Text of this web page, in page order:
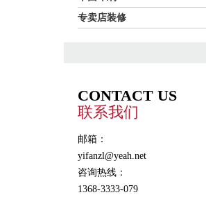
专卖店装修
CONTACT US
联系我们
邮箱：
yifanzl@yeah.net
咨询热线：
1368-3333-079